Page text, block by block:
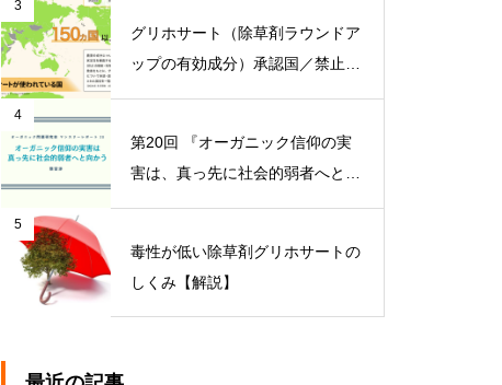
3
グリホサート（除草剤ラウンドア
ップの有効成分）承認国／禁止国
一覧
4
第20回 『オーガニック信仰の実
害は、真っ先に社会的弱者へと向
かう』【オーガニック問題研究会
5
毒性が低い除草剤グリホサートの
しくみ【解説】